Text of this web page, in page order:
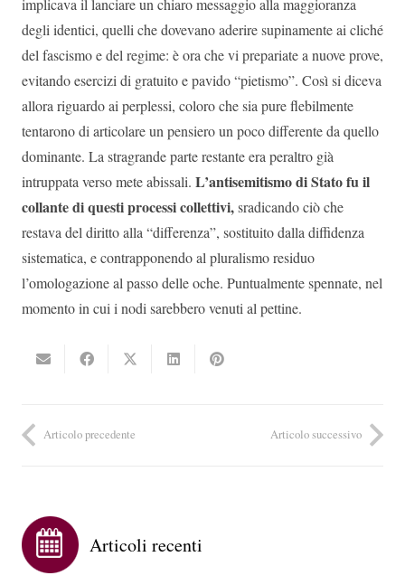
implicava il lanciare un chiaro messaggio alla maggioranza
degli identici, quelli che dovevano aderire supinamente ai cliché
del fascismo e del regime: è ora che vi prepariate a nuove prove,
evitando esercizi di gratuito e pavido “pietismo”. Così si diceva
allora riguardo ai perplessi, coloro che sia pure flebilmente
tentarono di articolare un pensiero un poco differente da quello
dominante. La stragrande parte restante era peraltro già
intruppata verso mete abissali. L’antisemitismo di Stato fu il
collante di questi processi collettivi,sradicando ciò che
restava del diritto alla “differenza”, sostituito dalla diffidenza
sistematica, e contrapponendo al pluralismo residuo
l’omologazione al passo delle oche. Puntualmente spennate, nel
momento in cui i nodi sarebbero venuti al pettine.
Articolo precedente Articolo successivo
Articoli recenti